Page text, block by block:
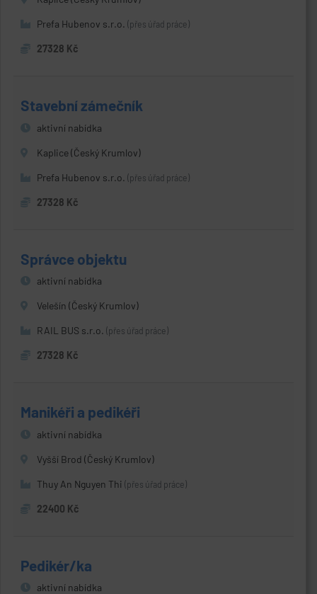
Prefa Hubenov s.r.o. (přes úřad práce)
27328 Kč
Stavební zámečník
aktivní nabídka
Kaplice (Český Krumlov)
Prefa Hubenov s.r.o. (přes úřad práce)
27328 Kč
Správce objektu
aktivní nabídka
Velešín (Český Krumlov)
RAIL BUS s.r.o. (přes úřad práce)
27328 Kč
Manikéři a pedikéři
aktivní nabídka
Vyšší Brod (Český Krumlov)
Thuy An Nguyen Thi (přes úřad práce)
22400 Kč
Pedikér/ka
aktivní nabídka